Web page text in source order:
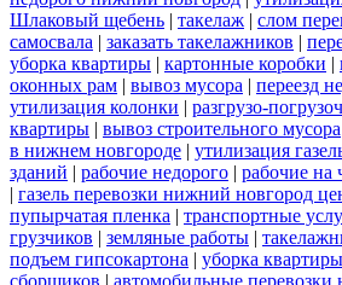
Шлаковый щебень | такелаж | слом
самосвала | заказать такелажников |
уборка квартиры | картонные коробки |
оконных рам | вывоз мусора | переезд
утилизация колонки | разгрузо-
квартиры | вывоз строительного мусора
в нижнем новгороде | утилизация
зданий | рабочие недорого | рабочие на
| газель перевозки нижний новгород
пупырчатая пленка | транспортные
грузчиков | земляные работы |
подъем гипсокартона | уборка
сборщиков | автомобильные